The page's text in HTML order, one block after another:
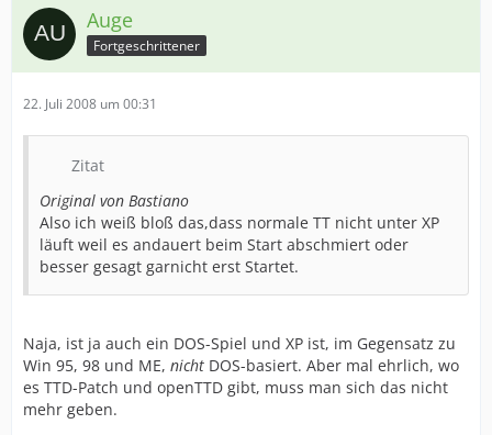
Auge
Fortgeschrittener
22. Juli 2008 um 00:31
Zitat
Original von Bastiano
Also ich weiß bloß das,dass normale TT nicht unter XP
läuft weil es andauert beim Start abschmiert oder
besser gesagt garnicht erst Startet.
Naja, ist ja auch ein DOS-Spiel und XP ist, im Gegensatz zu
Win 95, 98 und ME, nicht DOS-basiert. Aber mal ehrlich, wo
es TTD-Patch und openTTD gibt, muss man sich das nicht
mehr geben.